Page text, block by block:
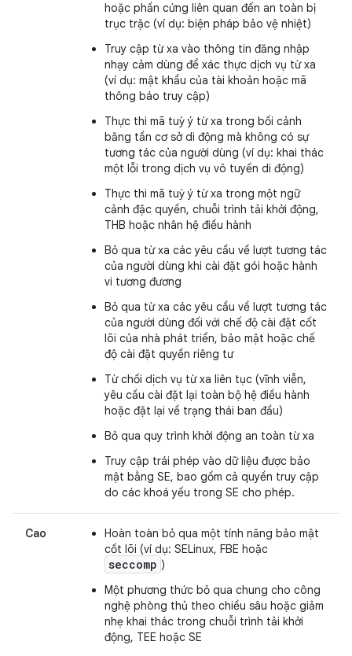
hoặc phần cứng liên quan đến an toàn bị
trục trặc (ví dụ: biện pháp bảo vệ nhiệt)
Truy cập từ xa vào thông tin đăng nhập
nhạy cảm dùng để xác thực dịch vụ từ xa
(ví dụ: mật khẩu của tài khoản hoặc mã
thông báo truy cập)
Thực thi mã tuỳ ý từ xa trong bối cảnh
băng tần cơ sở di động mà không có sự
tương tác của người dùng (ví dụ: khai thác
một lỗi trong dịch vụ vô tuyến di động)
Thực thi mã tuỳ ý từ xa trong một ngữ
cảnh đặc quyền, chuỗi trình tải khởi động,
THB hoặc nhân hệ điều hành
Bỏ qua từ xa các yêu cầu về lượt tương tác
của người dùng khi cài đặt gói hoặc hành
vi tương đương
Bỏ qua từ xa các yêu cầu về lượt tương tác
của người dùng đối với chế độ cài đặt cốt
lõi của nhà phát triển, bảo mật hoặc chế
độ cài đặt quyền riêng tư
Từ chối dịch vụ từ xa liên tục (vĩnh viễn,
yêu cầu cài đặt lại toàn bộ hệ điều hành
hoặc đặt lại về trạng thái ban đầu)
Bỏ qua quy trình khởi động an toàn từ xa
Truy cập trái phép vào dữ liệu được bảo
mật bằng SE, bao gồm cả quyền truy cập
do các khoá yếu trong SE cho phép.
Cao
Hoàn toàn bỏ qua một tính năng bảo mật
cốt lõi (ví dụ: SELinux, FBE hoặc
seccomp )
Một phương thức bỏ qua chung cho công
nghệ phòng thủ theo chiều sâu hoặc giảm
nhẹ khai thác trong chuỗi trình tải khởi
động, TEE hoặc SE